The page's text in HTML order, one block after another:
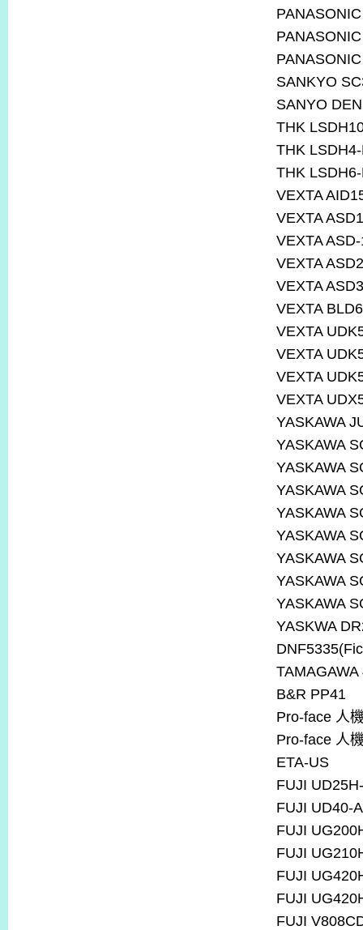
SANKYO
SANYO
THK
THK
THK
VEXTA
VEXTA
VEXTA
VEXTA
VEXTA
VEXTA
VEXTA
VEXTA
VEXTA
VEXTA
YASKAWA
YASKAWA
YASKAWA
YASKAWA
YASKAWA
YASKAWA
YASKAWA
YASKAWA
YASKAWA
YASKWA
B&R PP41
Pro-face 人
Pro-face 人
ETA-US
FUJI
FUJI UD40-
FUJI
FUJI
FUJI
FUJI
FUJI